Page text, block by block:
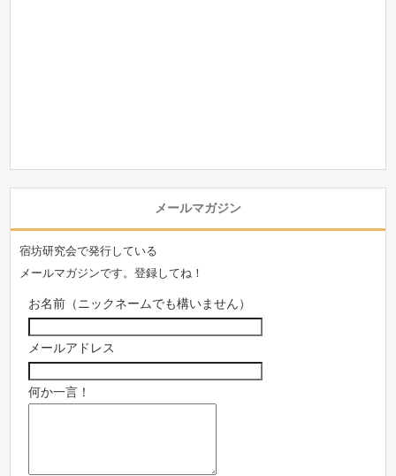
メールマガジン
宿坊研究会で発行している
メールマガジンです。登録してね！
お名前（ニックネームでも構いません）
メールアドレス
何か一言！